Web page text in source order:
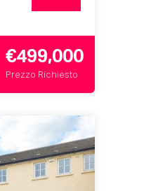
€499,000
Prezzo Richiesto